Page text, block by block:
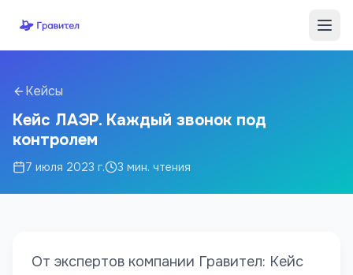
Кейсы
Кейс ЛАЭР. Каждый звонок под
контролем
7 июля 2023 г. 3 мин. чтения
От экспертов компании Гравител: Кейс